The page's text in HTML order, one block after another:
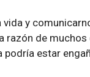
y
razón de muchos
podría estar